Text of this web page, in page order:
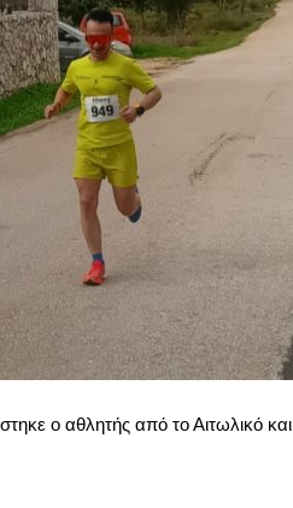
ο αθλητής από το Αιτωλικό και